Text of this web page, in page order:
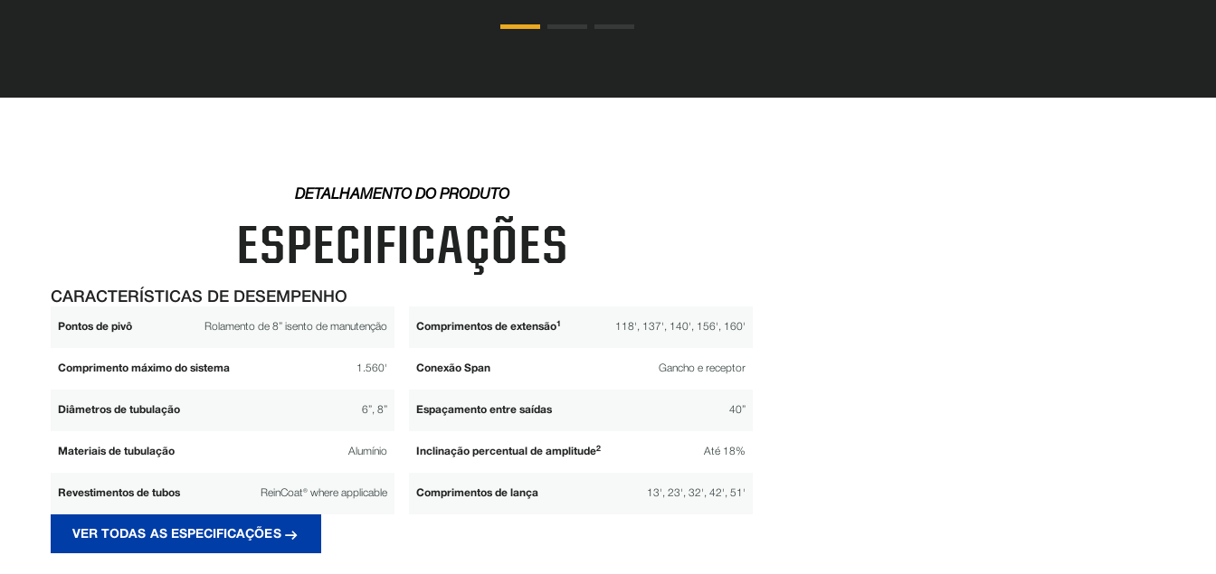
DETALHAMENTO DO PRODUTO
ESPECIFICAÇÕES
CARACTERÍSTICAS DE DESEMPENHO
Pontos de pivô Rolamento de 8” isento de manutenção
Comprimento máximo do sistema 1.560'
Diâmetros de tubulação 6”, 8”
Materiais de tubulação Alumínio
Revestimentos de tubos ReinCoat® where applicable
Comprimentos de extensão1 118', 137', 140', 156', 160'
Conexão Span Gancho e receptor
Espaçamento entre saídas 40”
Inclinação percentual de amplitude2 Até 18%
Comprimentos de lança 13', 23', 32', 42', 51'
Engrenagens de roda
Serviço moderado, Série 740, Reinke 10/16
VER TODAS AS ESPECIFICAÇÕES